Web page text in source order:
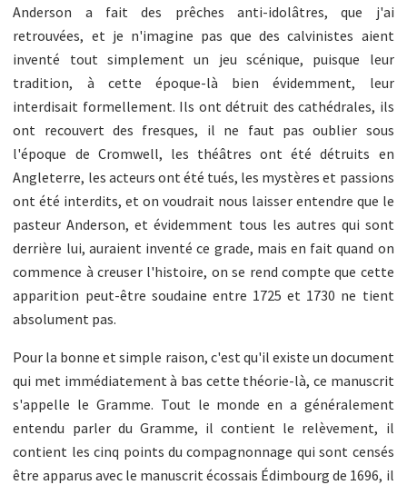
Anderson a fait des prêches anti-idolâtres, que j'ai
retrouvées, et je n'imagine pas que des calvinistes aient
inventé tout simplement un jeu scénique, puisque leur
tradition, à cette époque-là bien évidemment, leur
interdisait formellement. Ils ont détruit des cathédrales, ils
ont recouvert des fresques, il ne faut pas oublier sous
l'époque de Cromwell, les théâtres ont été détruits en
Angleterre, les acteurs ont été tués, les mystères et passions
ont été interdits, et on voudrait nous laisser entendre que le
pasteur Anderson, et évidemment tous les autres qui sont
derrière lui, auraient inventé ce grade, mais en fait quand on
commence à creuser l'histoire, on se rend compte que cette
apparition peut-être soudaine entre 1725 et 1730 ne tient
absolument pas.
Pour la bonne et simple raison, c'est qu'il existe un document
qui met immédiatement à bas cette théorie-là, ce manuscrit
s'appelle le Gramme. Tout le monde en a généralement
entendu parler du Gramme, il contient le relèvement, il
contient les cinq points du compagnonnage qui sont censés
être apparus avec le manuscrit écossais Édimbourg de 1696, il